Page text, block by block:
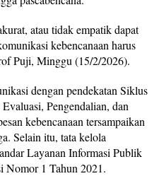
atau tidak empatik dapat
kebencanaan harus
Puji, Minggu (15/2/2026).
dengan pendekatan Siklus
Pengendalian, dan
kebencanaan tersampaikan
Selain itu, tata kelola
Layanan Informasi Publik
Nomor 1 Tahun 2021.